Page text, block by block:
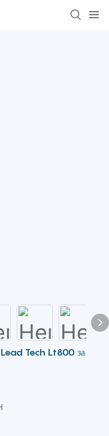
Lead Tech Lt800 за